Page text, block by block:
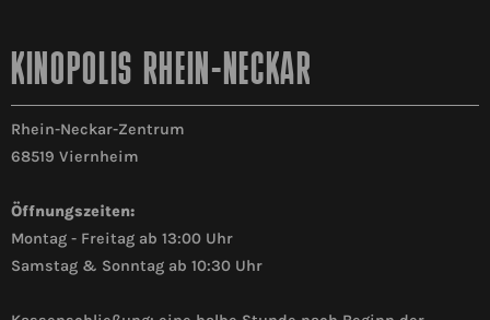
KINOPOLIS RHEIN-NECKAR
Rhein-Neckar-Zentrum
68519 Viernheim
Öffnungszeiten:
Montag - Freitag ab 13:00 Uhr
Samstag & Sonntag ab 10:30 Uhr